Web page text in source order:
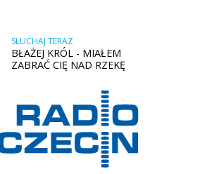
SŁUCHAJ TERAZ
BŁAŻEJ KRÓL - MIAŁEM
ZABRAĆ CIĘ NAD RZEKĘ